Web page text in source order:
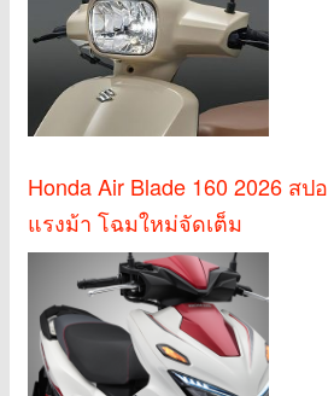
Honda Air Blade 160 2026 ส
แรงม้า โฉมใหม่จัดเต็ม